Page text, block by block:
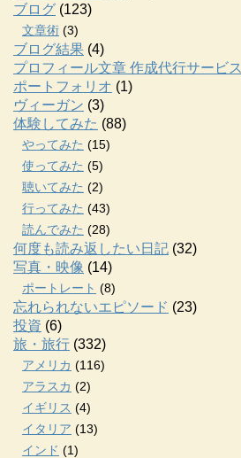
ブログ (123)
文章術 (3)
ブログ結果 (4)
プロフィール文章 作成代行サービス
ポートフォリオ (1)
ヴィーガン (3)
体験してみた (88)
やってみた (15)
使ってみた (5)
聴いてみた (2)
行ってみた (43)
読んでみた (28)
何度も読み返したい日記 (32)
写真・映像 (14)
ポートレート (8)
忘れられないエピソード (23)
投資 (6)
旅・旅行 (332)
アメリカ (116)
アラスカ (2)
イギリス (4)
イタリア (13)
インド (1)